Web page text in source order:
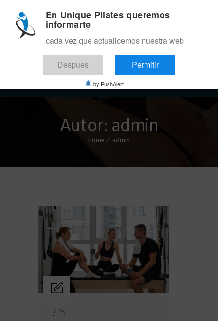
Autor: admin
Home admin
/
En Unique Pilates queremos
informarte
cada vez que actualicemos nuestra web
Despues Permitir
by PushAlert